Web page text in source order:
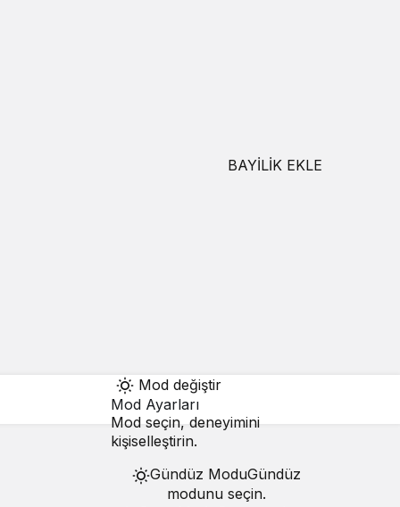
BAYİLİK EKLE
Mod değiştir
Mod Ayarları
Mod seçin, deneyimini
kişiselleştirin.
Gündüz ModuGündüz
modunu seçin.